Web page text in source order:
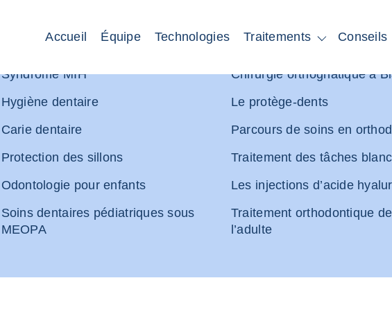
Accueil Équipe Technologies Traitements Conseils
L’orthodontie à Biarritz
Syndrome MIH
Hygiène dentaire
Carie dentaire
Protection des sillons
Odontologie pour enfants
Soins dentaires pédiatriques sous
MEOPA
Chirurgie orthognatique à
Le protège-dents
Parcours de soins en
Traitement des tâches
Les injections d’acide
Traitement orthodontique
l’adulte